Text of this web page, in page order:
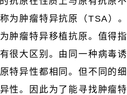
为肿瘤特异抗原（TSA）。
肿瘤特异移植抗原。值得指
很大区别。由同一种病毒诱
特异性都相同。但不同的细
性。因此为了能寻找肿瘤特